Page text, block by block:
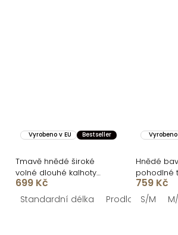
Vyrobeno v EU Bestseller
Tmavě hnědé široké
volné dlouhé kalhoty
OLVIRA
699 Kč
Standardní délka Prodloužená
Vyrobeno
Hnědé
pohodlné
MOTION
759 Kč
S/M